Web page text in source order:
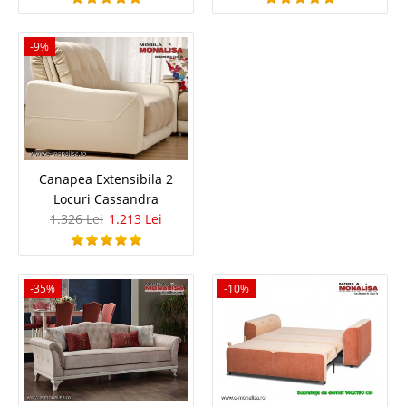
Canapea Eleganta Monalisa
livingului pe stil clasic, elegant sau retro este foarte posibil ca stilul /
modelul seriei de canapele si fotolii Monalisa sa fie exact ceea ce cautati.
Canapele si Fotolii Elegante de Lux Monalisa ..
Pret
Stoc Epuizat - Indisponibil
Adauga la Favorite
-9%
Canapea Extensibila 2
Locuri Cassandra
1.326 Lei 1.213 Lei
-35% -10%